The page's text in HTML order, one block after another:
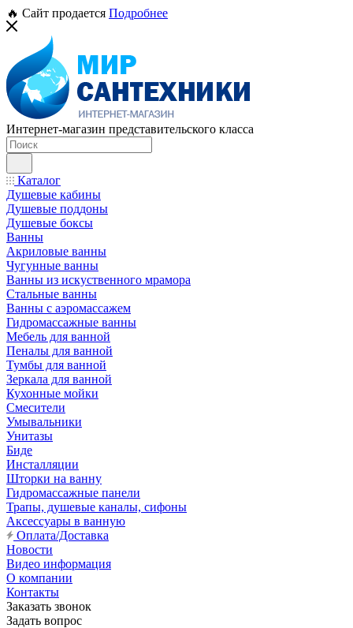
🔥 Сайт продается Подробнее
Интернет-магазин представительского класса
Каталог
Душевые кабины
Душевые поддоны
Душевые боксы
Ванны
Акриловые ванны
Чугунные ванны
Ванны из искуственного мрамора
Стальные ванны
Ванны с аэромассажем
Гидромассажные ванны
Мебель для ванной
Пеналы для ванной
Тумбы для ванной
Зеркала для ванной
Кухонные мойки
Смесители
Умывальники
Унитазы
Биде
Инсталляции
Шторки на ванну
Гидромассажные панели
Трапы, душевые каналы, сифоны
Аксессуары в ванную
Оплата/Доставка
Новости
Видео информация
О компании
Контакты
Заказать звонок
Задать вопрос